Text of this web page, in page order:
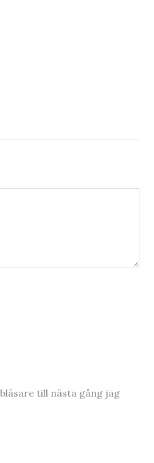
till nästa gång jag